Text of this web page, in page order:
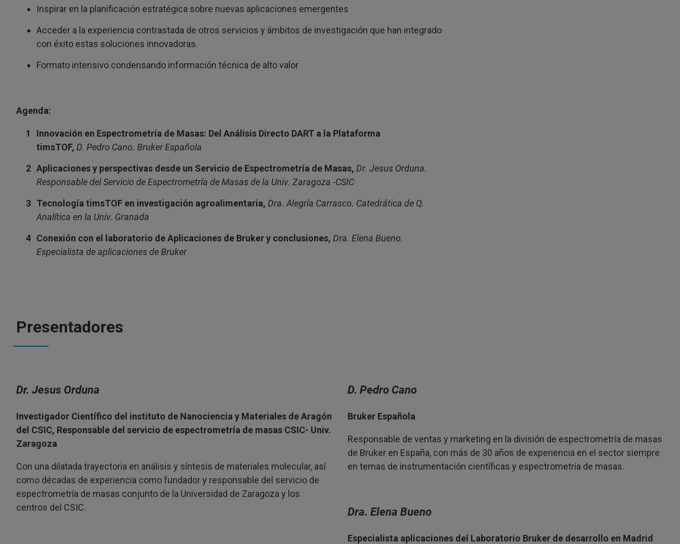
Inspirar en la planificación estratégica sobre nuevas aplicaciones emergentes
Acceder a la experiencia contrastada de otros servicios y ámbitos de investigación que han integrado
con éxito estas soluciones innovadoras.
Formato intensivo condensando información técnica de alto valor
Agenda:
Innovación en Espectrometría de Masas: Del Análisis Directo DART a la Plataforma
timsTOF, D. Pedro Cano. Bruker Española
Aplicaciones y perspectivas desde un Servicio de Espectrometría de Masas, Dr. Jesus Orduna.
Responsable del Servicio de Espectrometría de Masas de la Univ. Zaragoza -CSIC
Tecnología timsTOF en investigación agroalimentaria, Dra. Alegría Carrasco. Catedrática de Q.
Analítica en la Univ. Granada
Conexión con el laboratorio de Aplicaciones de Bruker y conclusiones, Dra. Elena Bueno.
Especialista de aplicaciones de Bruker
Presentadores
Dr. Jesus Orduna
Investigador Científico del instituto de Nanociencia y Materiales de Aragón
del CSIC, Responsable del servicio de espectrometría de masas CSIC- Univ.
Zaragoza
Con una dilatada trayectoria en análisis y síntesis de materiales molecular, así
como décadas de experiencia como fundador y responsable del servicio de
espectrometría de masas conjunto de la Universidad de Zaragoza y los
centros del CSIC.
D. Pedro Cano
Bruker Española
Responsable de ventas y marketing en la división de espectrometría de masas
de Bruker en España, con más de 30 años de experiencia en el sector siempre
en temas de instrumentación científicas y espectrometría de masas.
Dra. Elena Bueno
Especialista aplicaciones del Laboratorio Bruker de desarrollo en Madrid